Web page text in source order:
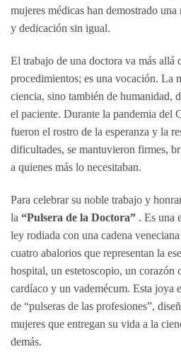
mujeres médicas han demostrado
y dedicación sin igual.
El trabajo de una doctora va más allá
procedimientos; es una vocación. La
ciencia, sino también de humanidad,
el paciente. Durante la pandemia del
fueron el rostro de la esperanza y la
dificultades, se mantuvieron firmes,
a quienes más lo necesitaban.
Para celebrar su noble trabajo y
la “Pulsera de la Doctora” . Es una
ley rodiada con una cadena
cuatro abalorios que representan la
hospital, un estetoscopio, un corazón
cardíaco y un vademécum. Esta joya
de “pulseras de las profesiones”,
mujeres que entregan su vida a la
demás.